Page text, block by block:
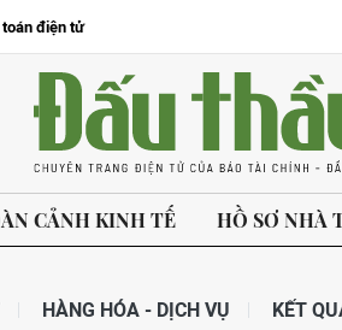
điện tử
CẢNH KINH TẾ HỒ SƠ NHÀ
HÀNG HÓA - DỊCH VỤ KẾT